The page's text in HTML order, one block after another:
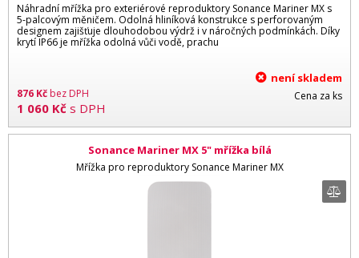
Náhradní mřížka pro exteriérové reproduktory Sonance Mariner MX s
5-palcovým měničem. Odolná hliníková konstrukce s perforovaným
designem zajišťuje dlouhodobou výdrž i v náročných podmínkách. Díky
krytí IP66 je mřížka odolná vůči vodě, prachu
876 Kčbez DPH
1 060 Kč s DPH
není skladem
Cena za ks
Sonance Mariner MX 5" mřížka bílá
Mřížka pro reproduktory Sonance Mariner MX